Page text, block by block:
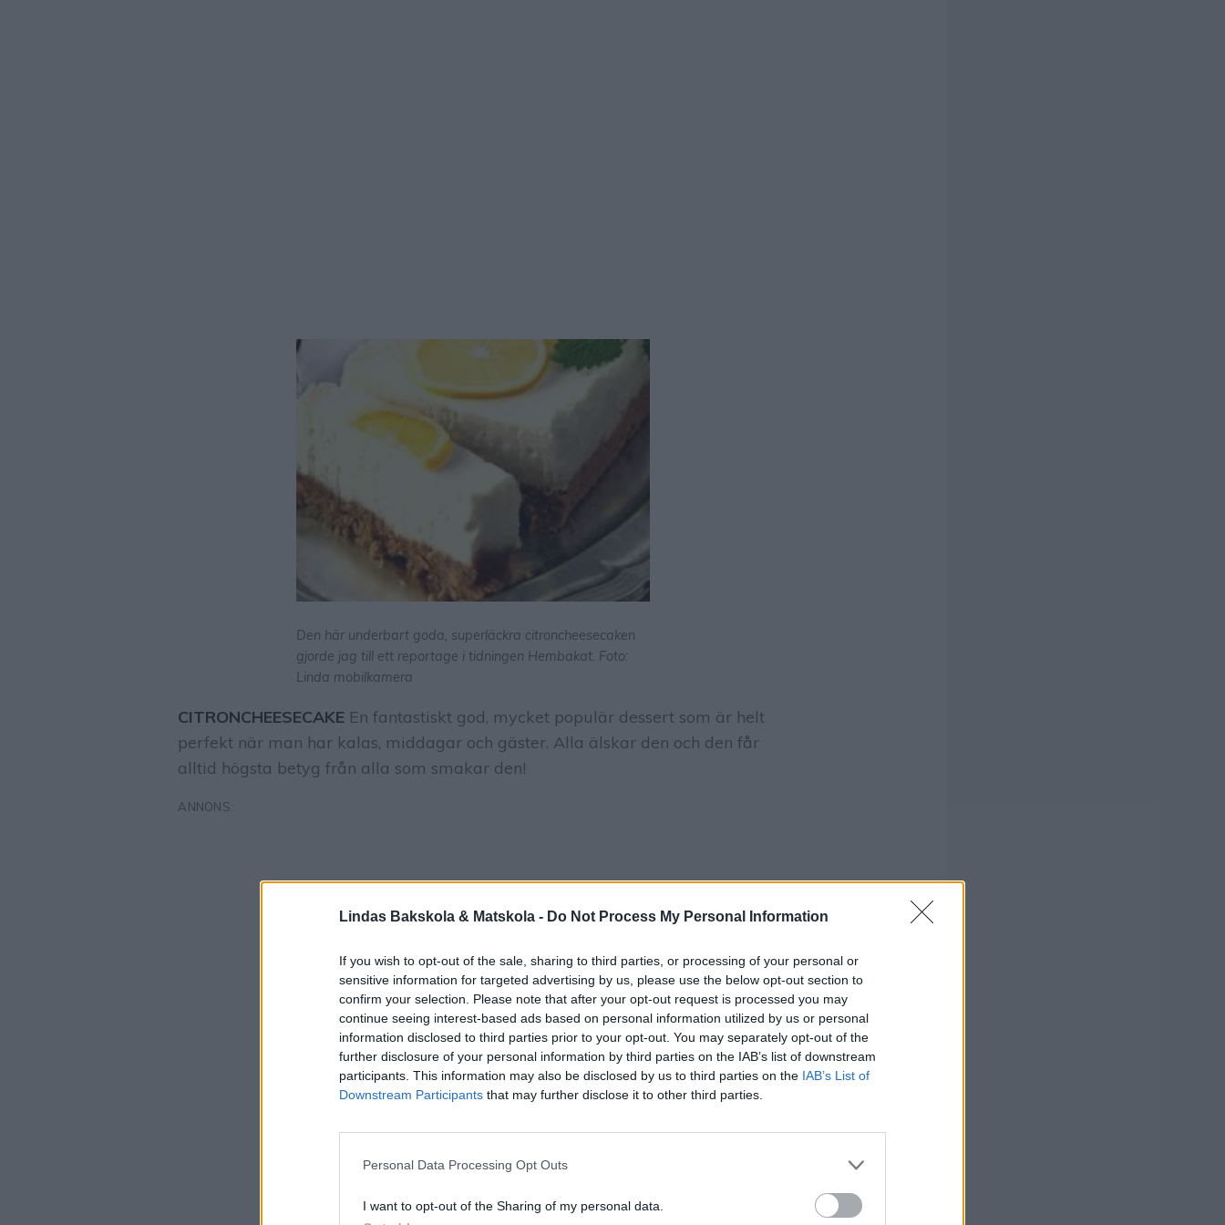
Lindas Bakskola & Matskola - Do Not Process My Personal Information
If you wish to opt-out of the sale, sharing to third parties, or processing of your personal or
sensitive information for targeted advertising by us, please use the below opt-out section to
confirm your selection. Please note that after your opt-out request is processed you may
continue seeing interest-based ads based on personal information utilized by us or personal
information disclosed to third parties prior to your opt-out. You may separately opt-out of the
further disclosure of your personal information by third parties on the IAB’s list of downstream
participants. This information may also be disclosed by us to third parties on the IAB’s List of
Downstream Participants that may further disclose it to other third parties.
Personal Data Processing Opt Outs
I want to opt-out of the Sharing of my personal data.
Den här underbart goda, superläckra citroncheesecaken
gjorde jag till ett reportage i tidningen Hembakat. Foto:
Linda mobilkamera
CITRONCHEESECAKE En fantastiskt god, mycket populär dessert som är helt
perfekt när man har kalas, middagar och gäster. Alla älskar den och den får
alltid högsta betyg från alla som smakar den!